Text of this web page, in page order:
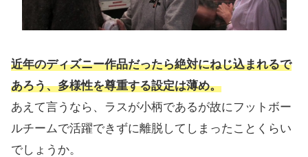
近年のディズニー作品だったら絶対にねじ込まれるで
あろう、多様性を尊重する設定は薄め。
あえて言うなら、ラスが小柄であるが故にフットボー
ルチームで活躍できずに離脱してしまったことくらい
でしょうか。